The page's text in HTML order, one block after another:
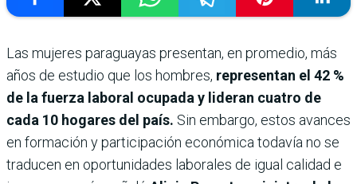
Las mujeres paraguayas presentan, en promedio, más
años de estudio que los hombres, representan el 42 %
de la fuerza laboral ocupada y lideran cuatro de
cada 10 hogares del país. Sin embargo, estos avances
en formación y participación económica todavía no se
traducen en oportunidades laborales de igual calidad e